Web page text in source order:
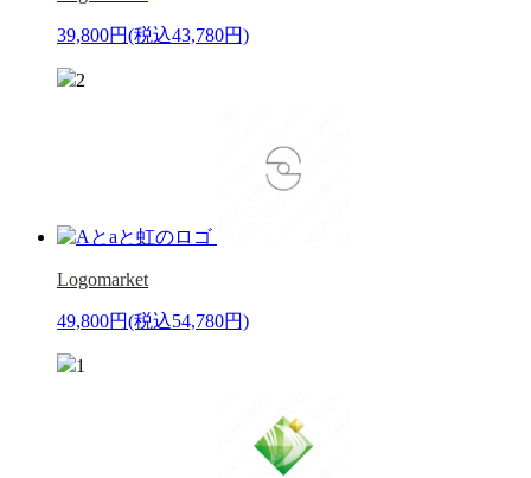
39,800円(税込43,780円)
2
Logomarket
49,800円(税込54,780円)
1